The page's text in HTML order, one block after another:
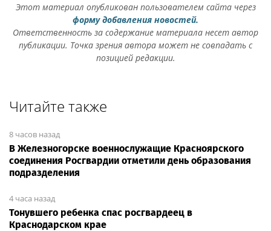
Этот материал опубликован пользователем сайта через
форму добавления новостей.
Ответственность за содержание материала несет автор
публикации. Точка зрения автора может не совпадать с
позицией редакции.
Читайте также
8 часов назад
В Железногорске военнослужащие Красноярского
соединения Росгвардии отметили день образования
подразделения
4 часа назад
Тонувшего ребенка спас росгвардеец в
Краснодарском крае